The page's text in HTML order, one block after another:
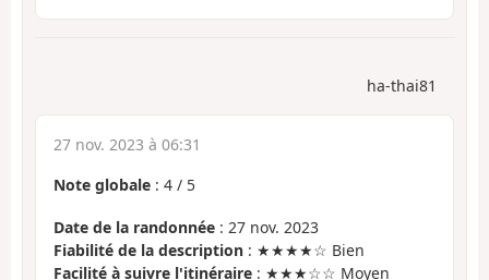
ha-thai81
27 nov. 2023 à 06:31
Note globale : 4 / 5
Date de la randonnée : 27 nov. 2023
Fiabilité de la description : ★★★★☆ Bien
Facilité à suivre l'itinéraire : ★★★☆☆ Moyen